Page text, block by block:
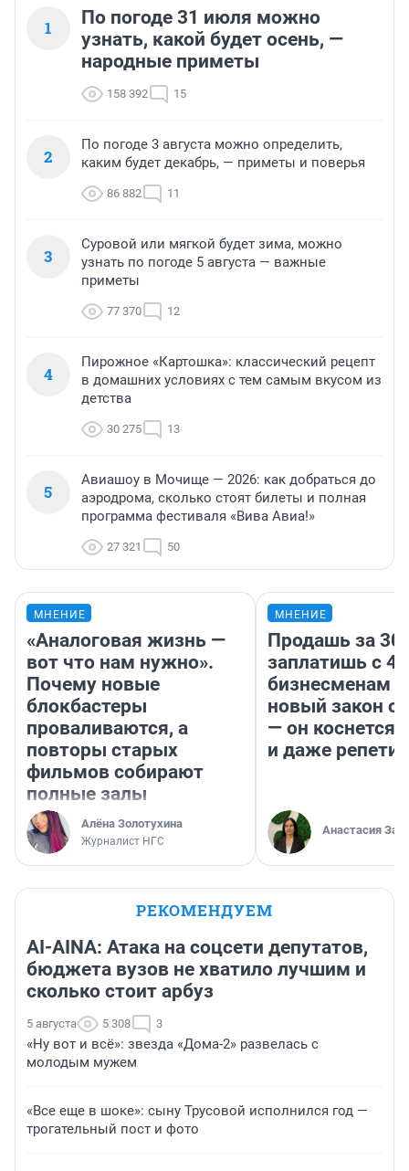
1
По погоде 31 июля можно
узнать, какой будет осень, —
народные приметы
158 392 15
2
По погоде 3 августа можно определить,
каким будет декабрь, — приметы и поверья
86 882 11
3
Суровой или мягкой будет зима, можно
узнать по погоде 5 августа — важные
приметы
77 370 12
4
Пирожное «Картошка»: классический рецепт
в домашних условиях с тем самым вкусом из
детства
30 275 13
5
Авиашоу в Мочище — 2026: как добраться до
аэродрома, сколько стоят билеты и полная
программа фестиваля «Вива Авиа!»
27 321 50
МНЕНИЕ
«Аналоговая жизнь —
вот что нам нужно».
Почему новые
блокбастеры
проваливаются, а
повторы старых
фильмов собирают
полные залы
Алёна Золотухина
Журналист НГС
МНЕНИЕ
Продашь за
заплатишь с
бизнесменам
новый закон о
— он коснется
и даже
Анастасия
РЕКОМЕНДУЕМ
AI-AINA: Атака на соцсети депутатов,
бюджета вузов не хватило лучшим и
сколько стоит арбуз
5 августа 5 308 3
«Ну вот и всё»: звезда «Дома-2» развелась с
молодым мужем
«Все еще в шоке»: сыну Трусовой исполнился год —
трогательный пост и фото